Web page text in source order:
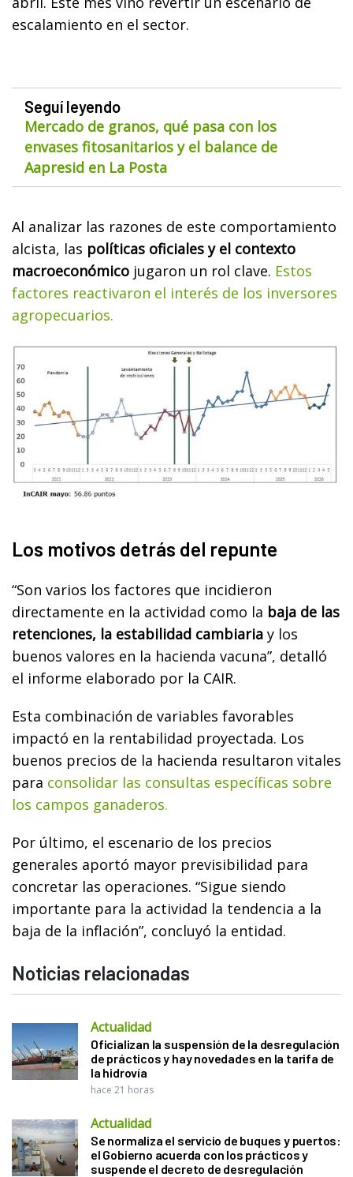
escalamiento en el sector.
Seguí leyendo
Mercado de granos, qué pasa con los
envases fitosanitarios y el balance de
Aapresid en La Posta
Al analizar las razones de este comportamiento
alcista, las políticas oficiales y el contexto
macroeconómico jugaron un rol clave. Estos
factores reactivaron el interés de los inversores
agropecuarios.
Los motivos detrás del repunte
“Son varios los factores que incidieron
directamente en la actividad como la baja de las
retenciones, la estabilidad cambiaria y los
buenos valores en la hacienda vacuna”, detalló
el informe elaborado por la CAIR.
Esta combinación de variables favorables
impactó en la rentabilidad proyectada. Los
buenos precios de la hacienda resultaron vitales
para consolidar las consultas específicas sobre
los campos ganaderos.
Por último, el escenario de los precios
generales aportó mayor previsibilidad para
concretar las operaciones. “Sigue siendo
importante para la actividad la tendencia a la
baja de la inflación”, concluyó la entidad.
Noticias relacionadas
Actualidad
Oficializan la suspensión de la desregulación
de prácticos y hay novedades en la tarifa de
la hidrovía
hace 21 horas
Actualidad
Se normaliza el servicio de buques y puertos:
el Gobierno acuerda con los prácticos y
suspende el decreto de desregulación